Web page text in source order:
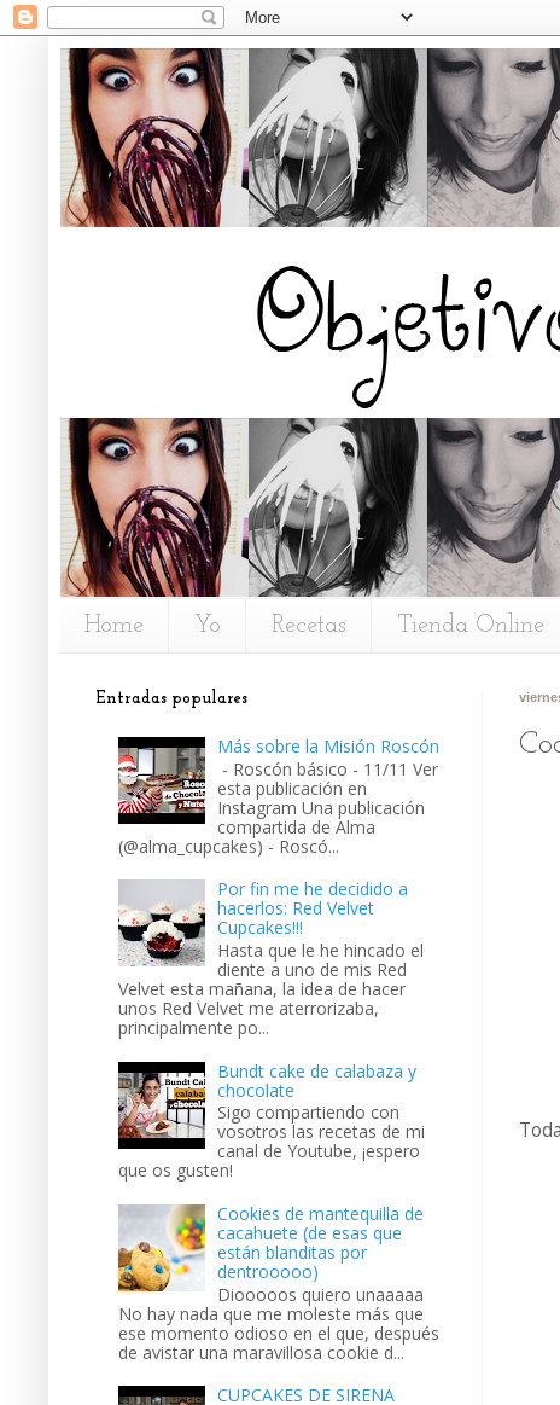
Home Yo Recetas Tienda Online
Entradas populares
Más sobre la Misión Roscón
- Roscón básico - 11/11 Ver
esta publicación en
Instagram Una publicación
compartida de Alma
(@alma_cupcakes) - Roscó...
Por fin me he decidido a
hacerlos: Red Velvet
Cupcakes!!!
Hasta que le he hincado el
diente a uno de mis Red
Velvet esta mañana, la idea de hacer
unos Red Velvet me aterrorizaba,
principalmente po...
Bundt cake de calabaza y
chocolate
Sigo compartiendo con
vosotros las recetas de mi
canal de Youtube, ¡espero
que os gusten!
Cookies de mantequilla de
cacahuete (de esas que
están blanditas por
dentrooooo)
Diooooos quiero unaaaaa
No hay nada que me moleste más que
ese momento odioso en el que, después
de avistar una maravillosa cookie d...
CUPCAKES DE SIRENA